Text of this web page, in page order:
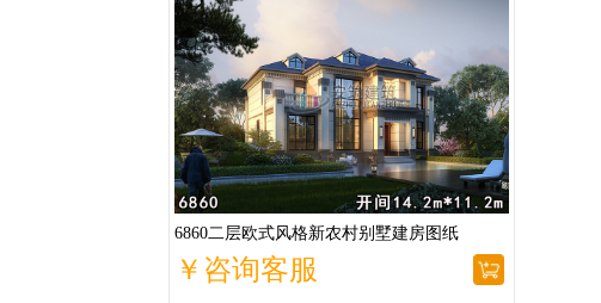
6860二层欧式风格新农村别墅建房图纸
￥咨询客服